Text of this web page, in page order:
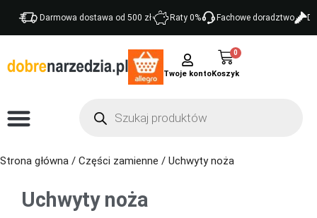
Darmowa dostawa od 500 zł Raty 0% Fachowe doradztwo
Twoje konto
0
Strona główna / Części zamienne / Uchwyty noża
Uchwyty noża